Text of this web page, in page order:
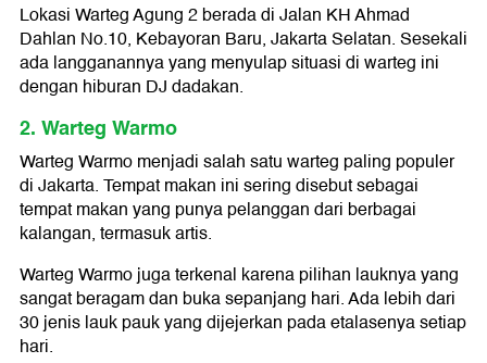
Lokasi Warteg Agung 2 berada di Jalan KH Ahmad
Dahlan No.10, Kebayoran Baru, Jakarta Selatan. Sesekali
ada langganannya yang menyulap situasi di warteg ini
dengan hiburan DJ dadakan.
2. Warteg Warmo
Warteg Warmo menjadi salah satu warteg paling populer
di Jakarta. Tempat makan ini sering disebut sebagai
tempat makan yang punya pelanggan dari berbagai
kalangan, termasuk artis.
Warteg Warmo juga terkenal karena pilihan lauknya yang
sangat beragam dan buka sepanjang hari. Ada lebih dari
30 jenis lauk pauk yang dijejerkan pada etalasenya setiap
hari.